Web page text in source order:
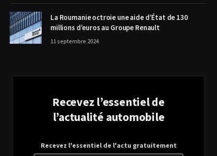
La Roumanie octroie une aide d’État de 130
millions d’euros au Groupe Renault
11 septembre 2024
Recevez l’essentiel de
l’actualité automobile
Recevez l'essentiel de l'actu gratuitement